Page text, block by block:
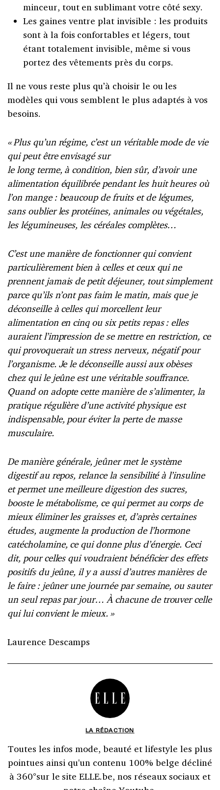
minceur, tout en sublimant votre côté sexy.
Les gaines ventre plat invisible : les produits
sont à la fois confortables et légers, tout
étant totalement invisible, même si vous
portez des vêtements près du corps.
Il ne vous reste plus qu’à choisir le ou les
modèles qui vous semblent le plus adaptés à vos
besoins.
« Plus qu’un régime, c’est un véritable mode de vie
qui peut être envisagé sur
le long terme, à condition, bien sûr, d’avoir une
alimentation équilibrée pendant les huit heures où
l’on mange : beaucoup de fruits et de légumes,
sans oublier les protéines, animales ou végétales,
les légumineuses, les céréales complètes…
C’est une manière de fonctionner qui convient
particulièrement bien à celles et ceux qui ne
prennent jamais de petit déjeuner, tout simplement
parce qu’ils n’ont pas faim le matin, mais que je
déconseille à celles qui morcellent leur
alimentation en cinq ou six petits repas : elles
auraient l’impression de se mettre en restriction, ce
qui provoquerait un stress nerveux, négatif pour
l’organisme. Je le déconseille aussi aux obèses
chez qui le jeûne est une véritable souffrance.
Quand on adopte cette manière de s’alimenter, la
pratique régulière d’une activité physique est
indispensable, pour éviter la perte de masse
musculaire.
De manière générale, jeûner met le système
digestif au repos, relance la sensibilité à l’insuline
et permet une meilleure digestion des sucres,
booste le métabolisme, ce qui permet au corps de
mieux éliminer les graisses et, d’après certaines
études, augmente la production de l’hormone
catécholamine, ce qui donne plus d’énergie. Ceci
dit, pour celles qui voudraient bénéficier des effets
positifs du jeûne, il y a aussi d’autres manières de
le faire : jeûner une journée par semaine, ou sauter
un seul repas par jour… À chacune de trouver celle
qui lui convient le mieux. »
Laurence Descamps
LA RÉDACTION
Toutes les infos mode, beauté et lifestyle les plus
pointues ainsi qu'un contenu 100% belge décliné
à 360°sur le site ELLE.be, nos réseaux sociaux et